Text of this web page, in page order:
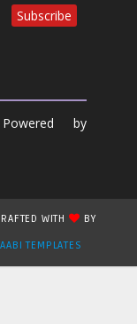
Subscribe
by
WITH
BY
TEMPLATES